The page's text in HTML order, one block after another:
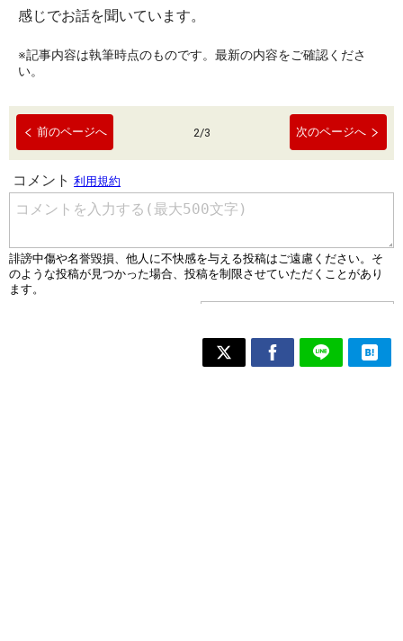
感じでお話を聞いています。
※記事内容は執筆時点のものです。最新の内容をご確認くださ
い。
前のページへ 2/3 次のページへ